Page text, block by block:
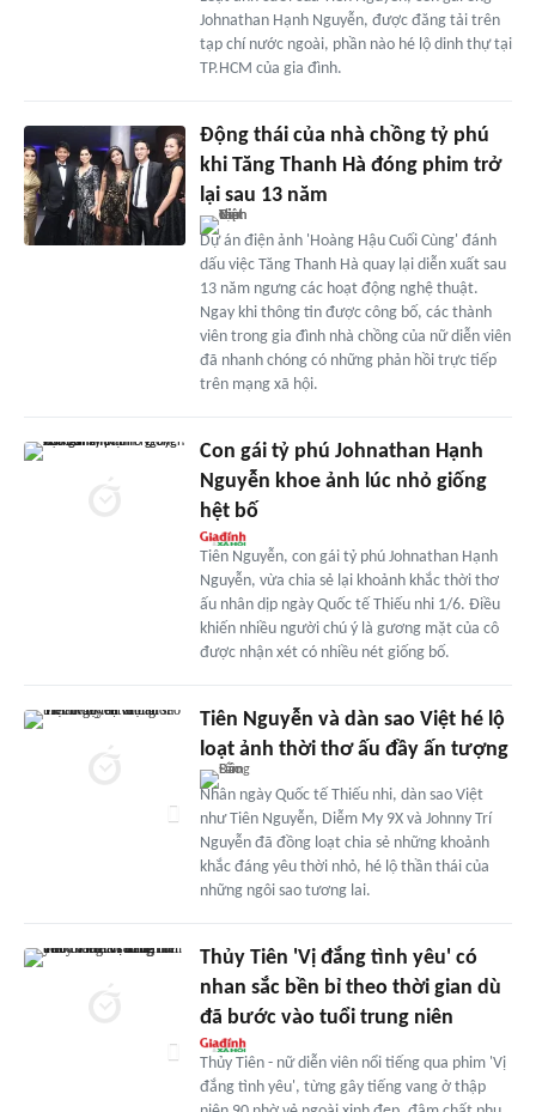
Johnathan Hạnh Nguyễn, được đăng tải trên
tạp chí nước ngoài, phần nào hé lộ dinh thự tại
TP.HCM của gia đình.
Động thái của nhà chồng tỷ phú
khi Tăng Thanh Hà đóng phim trở
lại sau 13 năm
Dự án điện ảnh 'Hoàng Hậu Cuối Cùng' đánh
dấu việc Tăng Thanh Hà quay lại diễn xuất sau
13 năm ngưng các hoạt động nghệ thuật.
Ngay khi thông tin được công bố, các thành
viên trong gia đình nhà chồng của nữ diễn viên
đã nhanh chóng có những phản hồi trực tiếp
trên mạng xã hội.
Con gái tỷ phú Johnathan Hạnh
Nguyễn khoe ảnh lúc nhỏ giống
hệt bố
Tiên Nguyễn, con gái tỷ phú Johnathan Hạnh
Nguyễn, vừa chia sẻ lại khoảnh khắc thời thơ
ấu nhân dịp ngày Quốc tế Thiếu nhi 1/6. Điều
khiến nhiều người chú ý là gương mặt của cô
được nhận xét có nhiều nét giống bố.
Tiên Nguyễn và dàn sao Việt hé lộ
loạt ảnh thời thơ ấu đầy ấn tượng
Nhân ngày Quốc tế Thiếu nhi, dàn sao Việt
như Tiên Nguyễn, Diễm My 9X và Johnny Trí
Nguyễn đã đồng loạt chia sẻ những khoảnh
khắc đáng yêu thời nhỏ, hé lộ thần thái của
những ngôi sao tương lai.
Thủy Tiên 'Vị đắng tình yêu' có
nhan sắc bền bỉ theo thời gian dù
đã bước vào tuổi trung niên
Thủy Tiên - nữ diễn viên nổi tiếng qua phim 'Vị
đắng tình yêu', từng gây tiếng vang ở thập